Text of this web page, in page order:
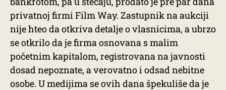
privatnoj firmi Film Way. Zastupnik na aukciji
nije hteo da otkriva detalje o vlasnicima, a ubrzo
se otkrilo da je firma osnovana s malim
početnim kapitalom, registrovana na javnosti
dosad nepoznate, a verovatno i odsad nebitne
osobe. U medijima se ovih dana špekuliše da je